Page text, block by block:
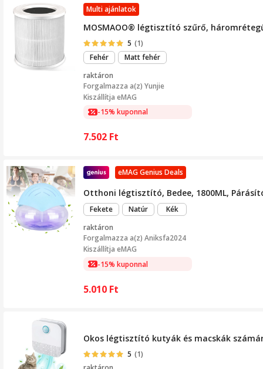
Multi ajánlatok
MOSMAOO® légtisztító szűrő,
5 (1)
Fehér
Matt fehér
raktáron
Forgalmazza a(z) Yunjie
Kiszállítja eMAG
-15% kuponnal
7.502 Ft
eMAG Genius Deals
Otthoni légtisztító, Bedee, 1800ML,
Fekete Natúr
Kék
raktáron
Forgalmazza a(z) Aniksfa2024
Kiszállítja eMAG
-15% kuponnal
5.010 Ft
Okos légtisztító kutyák és macskák
5 (1)